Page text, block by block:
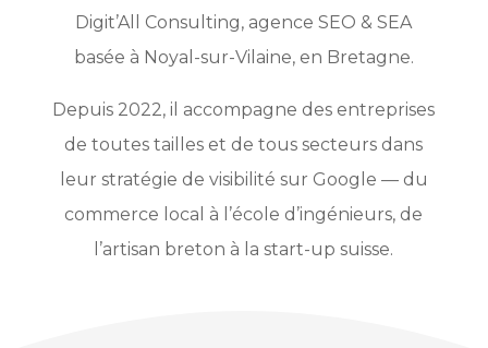
Digit’All Consulting, agence SEO & SEA
basée à Noyal-sur-Vilaine, en Bretagne.
Depuis 2022, il accompagne des entreprises
de toutes tailles et de tous secteurs dans
leur stratégie de visibilité sur Google — du
commerce local à l’école d’ingénieurs, de
l’artisan breton à la start-up suisse.